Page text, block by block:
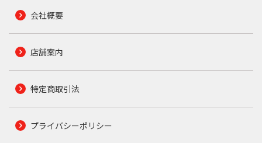
会社概要
店舗案内
特定商取引法
プライバシーポリシー